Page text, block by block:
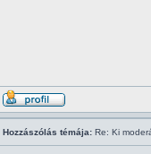
Hozzászólás témája: Re: Ki